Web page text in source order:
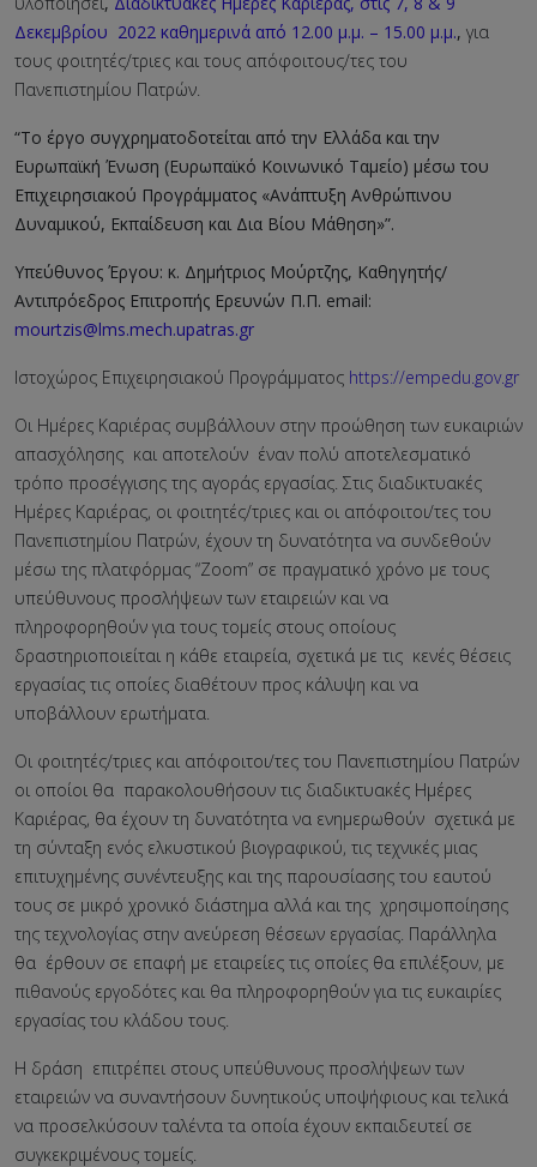
Δεκεμβρίου 2022 καθημερινά από 12.00 μ.μ. – 15.00 μ.μ., για
τους φοιτητές/τριες και τους απόφοιτους/τες του
Πανεπιστημίου Πατρών.
“Το έργο συγχρηματοδοτείται από την Ελλάδα και την
Ευρωπαϊκή Ένωση (Ευρωπαϊκό Κοινωνικό Ταμείο) μέσω του
Επιχειρησιακού Προγράμματος «Ανάπτυξη Ανθρώπινου
Δυναμικού, Εκπαίδευση και Δια Βίου Μάθηση»”.
Υπεύθυνος Έργου: κ. Δημήτριος Μούρτζης, Καθηγητής/
Αντιπρόεδρος Επιτροπής Ερευνών Π.Π. email:
mourtzis@lms.mech.upatras.gr
Ιστοχώρος Επιχειρησιακού Προγράμματος https://empedu.gov.gr
Οι Ημέρες Καριέρας συμβάλλουν στην προώθηση των ευκαιριών
απασχόλησης και αποτελούν έναν πολύ αποτελεσματικό
τρόπο προσέγγισης της αγοράς εργασίας. Στις διαδικτυακές
Ημέρες Καριέρας, οι φοιτητές/τριες και οι απόφοιτοι/τες του
Πανεπιστημίου Πατρών, έχουν τη δυνατότητα να συνδεθούν
μέσω της πλατφόρμας “Ζoom” σε πραγματικό χρόνο με τους
υπεύθυνους προσλήψεων των εταιρειών και να
πληροφορηθούν για τους τομείς στους οποίους
δραστηριοποιείται η κάθε εταιρεία, σχετικά με τις κενές θέσεις
εργασίας τις οποίες διαθέτουν προς κάλυψη και να
υποβάλλουν ερωτήματα.
Οι φοιτητές/τριες και απόφοιτοι/τες του Πανεπιστημίου Πατρών
οι οποίοι θα παρακολουθήσουν τις διαδικτυακές Ημέρες
Καριέρας, θα έχουν τη δυνατότητα να ενημερωθούν σχετικά με
τη σύνταξη ενός ελκυστικού βιογραφικού, τις τεχνικές μιας
επιτυχημένης συνέντευξης και της παρουσίασης του εαυτού
τους σε μικρό χρονικό διάστημα αλλά και της χρησιμοποίησης
της τεχνολογίας στην ανεύρεση θέσεων εργασίας. Παράλληλα
θα έρθουν σε επαφή με εταιρείες τις οποίες θα επιλέξουν, με
πιθανούς εργοδότες και θα πληροφορηθούν για τις ευκαιρίες
εργασίας του κλάδου τους.
Η δράση επιτρέπει στους υπεύθυνους προσλήψεων των
εταιρειών να συναντήσουν δυνητικούς υποψήφιους και τελικά
να προσελκύσουν ταλέντα τα οποία έχουν εκπαιδευτεί σε
συγκεκριμένους τομείς.